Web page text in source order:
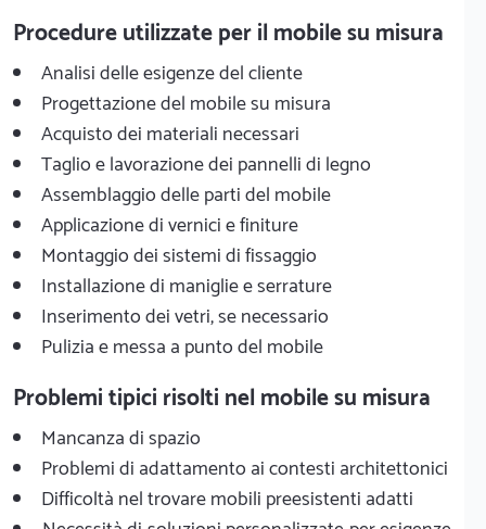
Procedure utilizzate per il mobile su misura
Analisi delle esigenze del cliente
Progettazione del mobile su misura
Acquisto dei materiali necessari
Taglio e lavorazione dei pannelli di legno
Assemblaggio delle parti del mobile
Applicazione di vernici e finiture
Montaggio dei sistemi di fissaggio
Installazione di maniglie e serrature
Inserimento dei vetri, se necessario
Pulizia e messa a punto del mobile
Problemi tipici risolti nel mobile su misura
Mancanza di spazio
Problemi di adattamento ai contesti architettonici
Difficoltà nel trovare mobili preesistenti adatti